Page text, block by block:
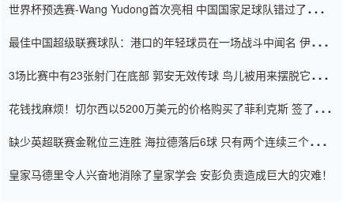
世界杯预选赛-Wang Yudong首次亮相 中国国家足球队错过了世界
最佳中国超级联赛球队：港口的年轻球员在一场战斗中闻名 伊万放
3场比赛中有23张射门在底部 郭安无效传球 鸟儿被用来摆脱它
花钱找麻烦！切尔西以5200万美元的价格购买了菲利克斯 签了7年
缺少英超联赛金靴位三连胜 海拉德落后6球 只有两个连续三个连续
皇家马德里令人兴奋地消除了皇家学会 安彭负责造成巨大的灾难！